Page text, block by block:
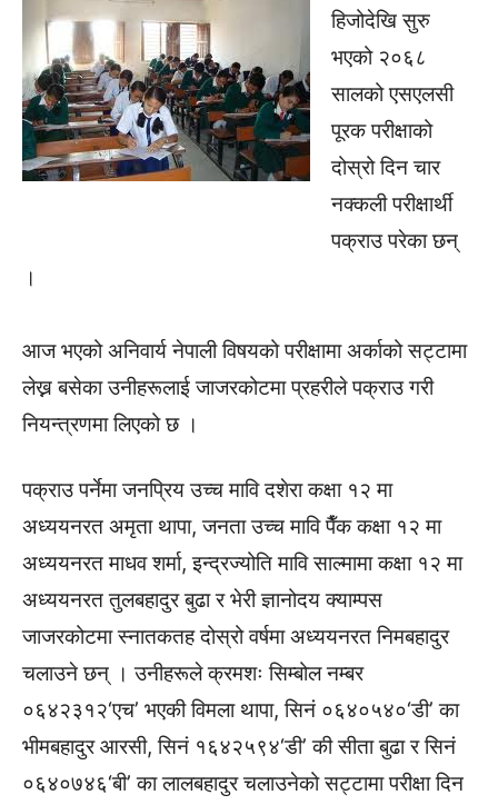
हिजोदेखि सुरु
भएको २०६८
सालको एसएलसी
पूरक परीक्षाको
दोस्रो दिन चार
नक्कली परीक्षार्थी
पक्राउ परेका छन्
।
आज भएको अनिवार्य नेपाली विषयको परीक्षामा अर्काको सट्टामा
लेख्न बसेका उनीहरूलाई जाजरकोटमा प्रहरीले पक्राउ गरी
नियन्त्रणमा लिएको छ ।
पक्राउ पर्नेमा जनप्रिय उच्च मावि दशेरा कक्षा १२ मा
अध्ययनरत अमृता थापा, जनता उच्च मावि पैँक कक्षा १२ मा
अध्ययनरत माधव शर्मा, इन्द्रज्योति मावि साल्मामा कक्षा १२ मा
अध्ययनरत तुलबहादुर बुढा र भेरी ज्ञानोदय क्याम्पस
जाजरकोटमा स्नातकतह दोस्रो वर्षमा अध्ययनरत निमबहादुर
चलाउने छन् । उनीहरूले क्रमशः सिम्बोल नम्बर
०६४२३१२‘एच’ भएकी विमला थापा, सिनं ०६४०५४०‘डी’ का
भीमबहादुर आरसी, सिनं १६४२५९४‘डी’ की सीता बुढा र सिनं
०६४०७४६‘बी’ का लालबहादुर चलाउनेको सट्टामा परीक्षा दिन